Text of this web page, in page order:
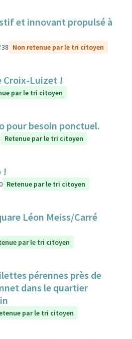
et innovant propulsé à
38 Non retenue par le tri citoyen
Croix-Luizet !
par le tri citoyen
pour besoin ponctuel.
Retenue par le tri citoyen
!
Retenue par le tri citoyen
Léon Meiss/Carré
par le tri citoyen
pérennes près de
dans le quartier
par le tri citoyen